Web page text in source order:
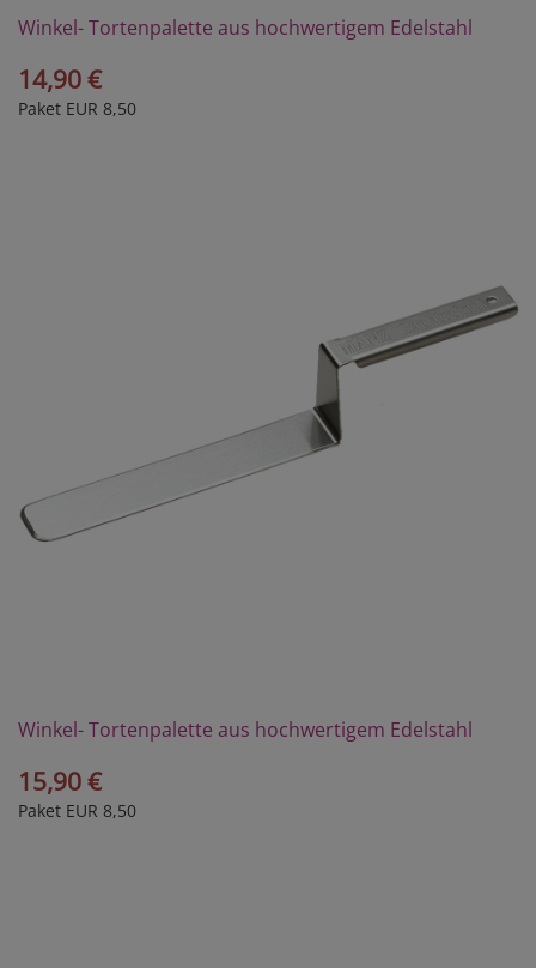
Winkel- Tortenpalette aus hochwertigem Edelstahl
14,90 €
Paket EUR 8,50
Winkel- Tortenpalette aus hochwertigem Edelstahl
15,90 €
Paket EUR 8,50